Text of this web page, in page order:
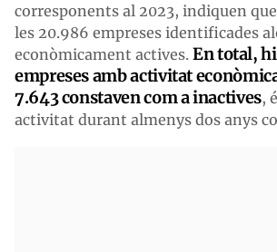
corresponents al 2023, indiquen
les 20.986 empreses identificades
econòmicament actives. En total,
empreses amb activitat
7.643 constaven com a inactives,
activitat durant almenys dos anys